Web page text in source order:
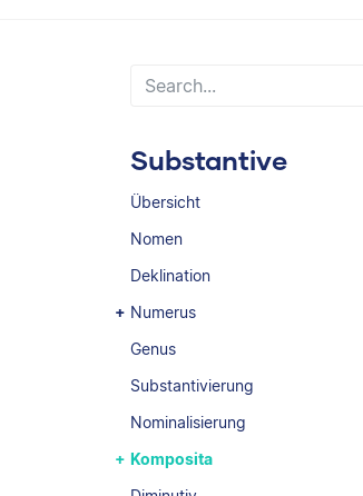
Substantive
Übersicht
Nomen
Deklination
Numerus
Genus
Substantivierung
Nominalisierung
Komposita